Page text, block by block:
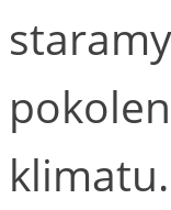
klimatu.